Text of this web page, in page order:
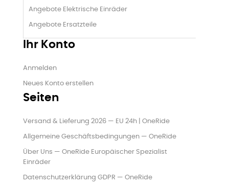
Angebote Elektrische Einräder
Angebote Ersatzteile
Ihr Konto
Anmelden
Neues Konto erstellen
Seiten
Versand & Lieferung 2026 — EU 24h | OneRide
Allgemeine Geschäftsbedingungen — OneRide
Über Uns — OneRide Europäischer Spezialist
Einräder
Datenschutzerklärung GDPR — OneRide